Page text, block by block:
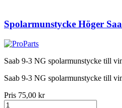
Spolarmunstycke Höger
Saab 9-3 NG spolarmunstycke till
Saab 9-3 NG spolarmunstycke till
Pris 75,00 kr